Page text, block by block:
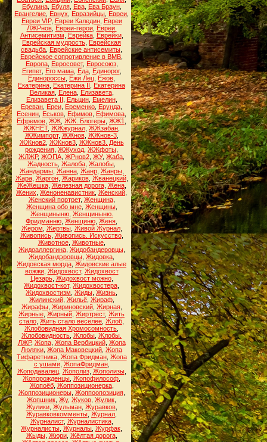
Ебулина, Ебуля, Ева, Ева Браун,
Евангелие Евнух Евразийцы Евреи
Евреи VIP, Евреи Каледин, Евреи
ЛЖРнов, Евреи-герои, Евреи.
Антисемитизм
Еврейка, Еврейки,
Еврейская мудрость Еврейская
свадьба Еврейские антисемиты
Еврейское сопротивление в ВМВ
Европа, Евросовет, Евросоюз,
Египет, Его мама, Еда, Единорог,
Единороссы Ежи Лец Ежов
Екатерина Екатерина II
Екатерина
Великая, Елена, Елизавета,
Елизавета II
Ельцин, Емелин,
Ереван Ереи Еременко Ерунда
Есенин Еськов Ефимов Ефимова
Ефремов ЖЖ ЖЖ. Блогеры ЖЖ1
ЖЖНЕТ, ЖЖжурнал ЖЖзабан
ЖЖимпорт, ЖЖнов, ЖЖнов-3,
ЖЖнов2, ЖЖнов3, ЖЖнов3. День
рождения ЖЖуход ЖЖфоты
ЖЛЖР, ЖОПА ЖРнов2 ЖУ, Жаба
Жадность Жалоба Жалобы
Жандармы, Жанна, Жанр, Жанры,
Жара, Жаргон, Жариков, Жванецкий,
ЖеЖешка, Железная дорога, Жена,
Жених Женоненавистник Женский
Женский портрет, Женщина,
Женщина обо мне, Женщины,
Женщиныню, Женщиныню.
Фридманню Женщиню Женя
Жером Жертвы, Живой Журнал,
Живопись, Живопись. Искусство,
Животное, Животные,
Жидоаллергина, Жидобандеровцы,
Жидобандэровцы Жидовка
Жидовская морда Жидовские алые
вожжи, Жидохвост, Жидохвост
Цезарь, Жидохвост можно,
Жидохвост-кот, Жидохвостера
Жидохвостизм Жиды Жизнь
Жилинский, Жильё, Жираф,
Жирафы, Жириновский, Жирная,
Жирные Жирный Жиртрест, Жить
стало Жить стало веселее Жлоб
Жлобовидная Хромосомность
Жлобовидность Жлобы Жлобы.
ЛЖР, Жопа, Жопа Вербицкий, Жопа
Люляки Жопа Маковецкий Жопа
Тифаретника, Жопа Фридман, Жопа
с ушами, ЖопаФридман,
Жоподавалец, Жополиз, Жополизы,
Жопорожденцы Жопофилософ
Жопоёб, Жоппозиционерка,
Жоппозиционеры, Жоппоопозиция,
Жопшник Жу, Жуков Жулик
Жулики, Жульман, Журавков,
Журавковкомменты Журнал
Журналист, Журналистика,
Журналисты Журналы Журфак
Жыды, Жюри, Жёлтая дорога,